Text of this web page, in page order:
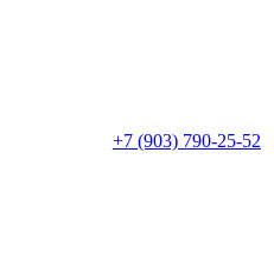
+7 (903) 790-25-52